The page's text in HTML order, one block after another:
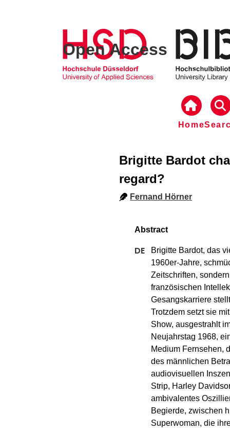
Open Access
Home
Brigitte Bardot
regard?
Fernand Hörner
Brigitte Bardot, das
1960er-Jahre,
Zeitschriften,
französischen
Gesangskarriere
Trotzdem setzt sie
Show, ausgestrahlt
Neujahrstag 1968,
Medium Fernsehen,
des männlichen
audiovisuellen
Strip, Harley
ambivalentes
Begierde, zwischen
Superwoman, die